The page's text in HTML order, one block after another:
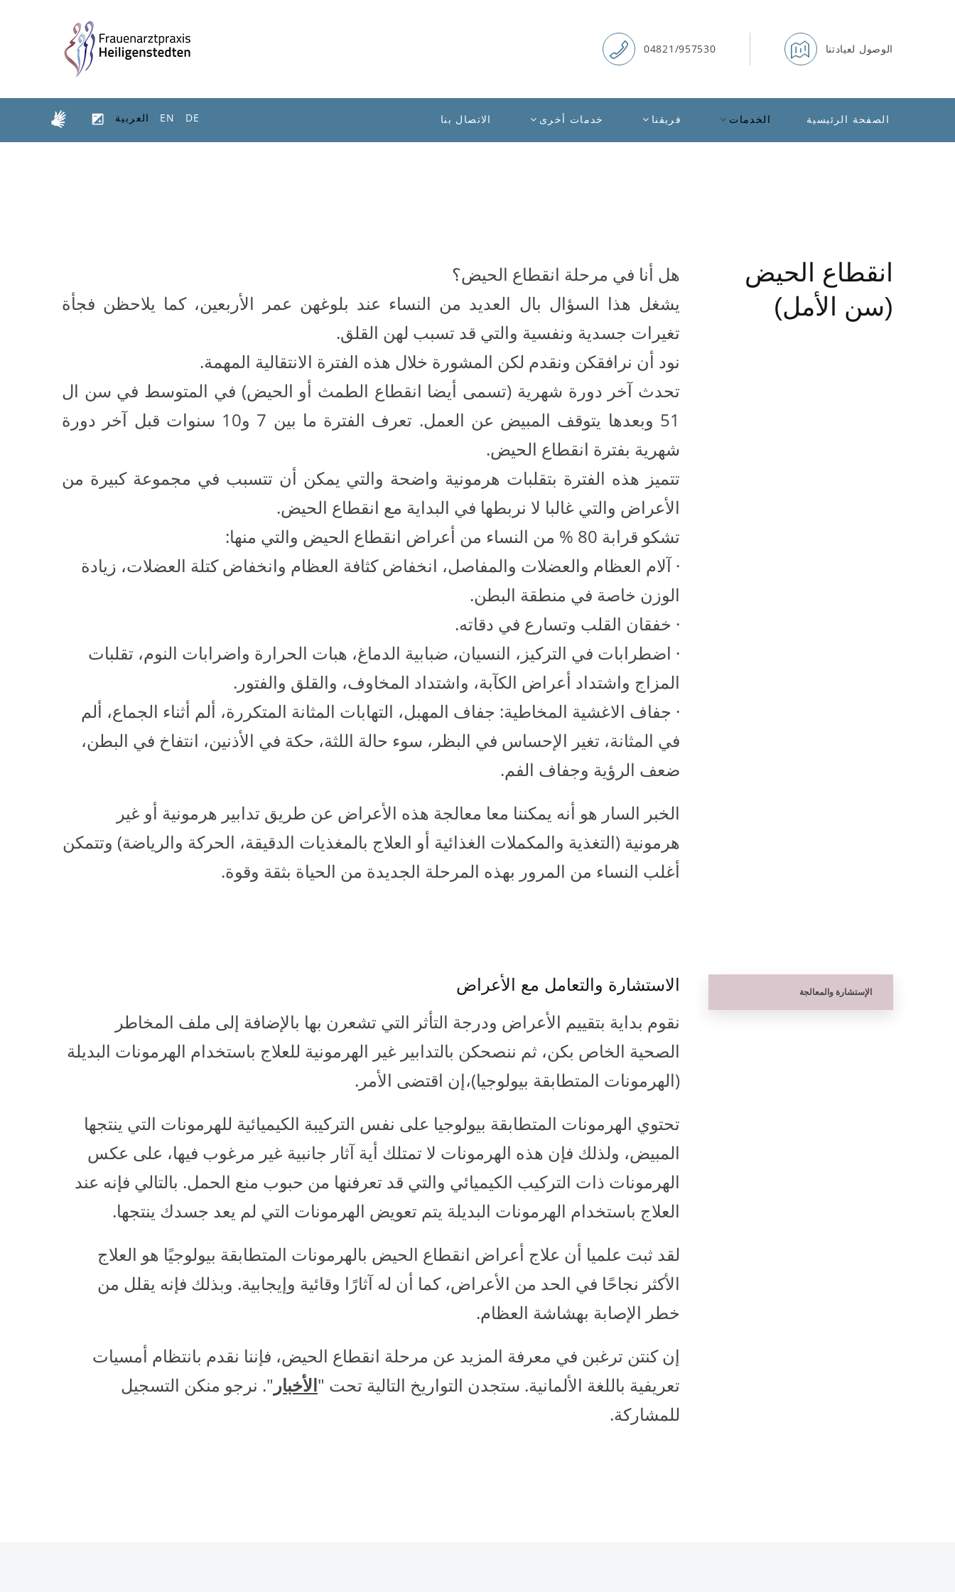
04821/957530 الوصول لعيادتنا
الصفحة الرئيسية الخدمات فريقنا خدمات أخرى الاتصال بنا DE
EN العربية
انقطاع الحيض
(سن الأمل)
هل أنا في مرحلة انقطاع الحيض؟
يشغل هذا السؤال بال العديد من النساء عند بلوغهن عمر الأربعين، كما يلاحظن فجأة
تغيرات جسدية ونفسية والتي قد تسبب لهن القلق.
نود أن نرافقكن ونقدم لكن المشورة خلال هذه الفترة الانتقالية المهمة.
تحدث آخر دورة شهرية (تسمى أيضا انقطاع الطمث أو الحيض) في المتوسط في سن ال
51 وبعدها يتوقف المبيض عن العمل. تعرف الفترة ما بين 7 و10 سنوات قبل آخر دورة
شهرية بفترة انقطاع الحيض.
تتميز هذه الفترة بتقلبات هرمونية واضحة والتي يمكن أن تتسبب في مجموعة كبيرة من
الأعراض والتي غالبا لا نربطها في البداية مع انقطاع الحيض.
تشكو قرابة 80 % من النساء من أعراض انقطاع الحيض والتي منها:
· آلام العظام والعضلات والمفاصل، انخفاض كثافة العظام وانخفاض كتلة العضلات، زيادة
الوزن خاصة في منطقة البطن.
· خفقان القلب وتسارع في دقاته.
· اضطرابات في التركيز، النسيان، ضبابية الدماغ، هبات الحرارة واضرابات النوم، تقلبات
المزاج واشتداد أعراض الكآبة، واشتداد المخاوف، والقلق والفتور.
· جفاف الاغشية المخاطية: جفاف المهبل، التهابات المثانة المتكررة، ألم أثناء الجماع، ألم
في المثانة، تغير الإحساس في البظر، سوء حالة اللثة، حكة في الأذنين، انتفاخ في البطن،
ضعف الرؤية وجفاف الفم.
الخبر السار هو أنه يمكننا معا معالجة هذه الأعراض عن طريق تدابير هرمونية أو غير
هرمونية (التغذية والمكملات الغذائية أو العلاج بالمغذيات الدقيقة، الحركة والرياضة) وتتمكن
أغلب النساء من المرور بهذه المرحلة الجديدة من الحياة بثقة وقوة.
الإستشارة والمعالجة الاستشارة والتعامل مع الأعراض
نقوم بداية بتقييم الأعراض ودرجة التأثر التي تشعرن بها بالإضافة إلى ملف المخاطر
الصحية الخاص بكن، ثم ننصحكن بالتدابير غير الهرمونية للعلاج باستخدام الهرمونات البديلة
(الهرمونات المتطابقة بيولوجيا)،إن اقتضى الأمر.
تحتوي الهرمونات المتطابقة بيولوجيا على نفس التركيبة الكيميائية للهرمونات التي ينتجها
المبيض، ولذلك فإن هذه الهرمونات لا تمتلك أية آثار جانبية غير مرغوب فيها، على عكس
الهرمونات ذات التركيب الكيميائي والتي قد تعرفنها من حبوب منع الحمل. بالتالي فإنه عند
العلاج باستخدام الهرمونات البديلة يتم تعويض الهرمونات التي لم يعد جسدك ينتجها.
لقد ثبت علميا أن علاج أعراض انقطاع الحيض بالهرمونات المتطابقة بيولوجيًا هو العلاج
الأكثر نجاحًا في الحد من الأعراض، كما أن له آثارًا وقائية وإيجابية. وبذلك فإنه يقلل من
خطر الإصابة بهشاشة العظام.
إن كنتن ترغبن في معرفة المزيد عن مرحلة انقطاع الحيض، فإننا نقدم بانتظام أمسيات
تعريفية باللغة الألمانية. ستجدن التواريخ التالية تحت "الأخبار ". نرجو منكن التسجيل
للمشاركة.